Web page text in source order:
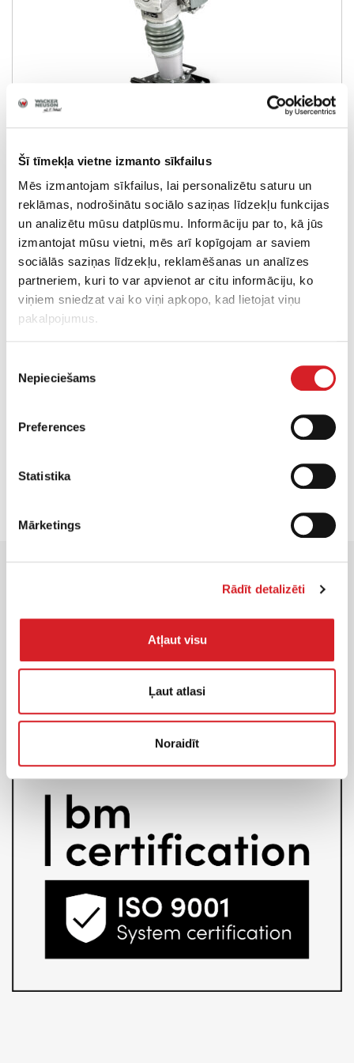
Šī tīmekļa vietne izmanto sīkfailus
Mēs izmantojam sīkfailus, lai personalizētu saturu un
reklāmas, nodrošinātu sociālo saziņas līdzekļu funkcijas
un analizētu mūsu datplūsmu. Informāciju par to, kā jūs
izmantojat mūsu vietni, mēs arī kopīgojam ar saviem
sociālās saziņas līdzekļu, reklamēšanas un analīzes
partneriem, kuri to var apvienot ar citu informāciju, ko
viņiem sniedzat vai ko viņi apkopo, kad lietojat viņu
pakalpojumus.
izvēle
Nepieciešams
Preferences
Statistika
Mārketings
Rādīt detalizēti
Atļaut visu
Ļaut atlasi
Noraidīt
AKSESUĀRI
LIETOTĀ TEHNIKA
KONTAKTI
Svars: 86,4 kg
Sablīvēšanas jauda: 21 kN
Degvielas tips: Dīzelis
UZZINĀT VAIRĀK
WACKER NEUSON oficiālais pārstāvis irAlfis SIA, kam pieder
ekskluzīvas tiesības uz WACKER NEUSON produktu, servisa un